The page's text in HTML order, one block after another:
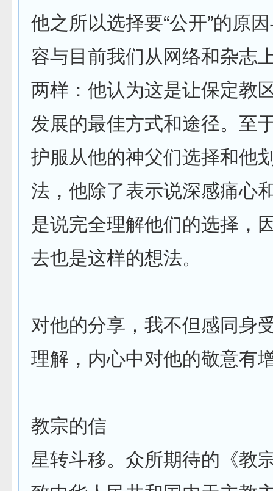
他之所以选择要“公开”的原
容与目前我们从网络和杂志
两样：他认为这是让保定教
发展的最佳方式和途径。至
护服从他的神父们选择和他
法，他除了表示说深感痛心
是说完全理解他们的选择，
去也是这样的想法。
对他的分享，我不但感同身
理解，内心中对他的敬意有
教宗的信
星转斗移。众所期待的《教